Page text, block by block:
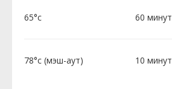
65°c 60 минут
78°c (мэш-аут) 10 минут